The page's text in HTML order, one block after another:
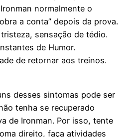
normalmente o
a conta” depois da prova.
sensação de tédio.
de Humor.
de retornar aos treinos.
desses sintomas pode ser
tenha se recuperado
de Ironman. Por isso, tente
direito, faça atividades